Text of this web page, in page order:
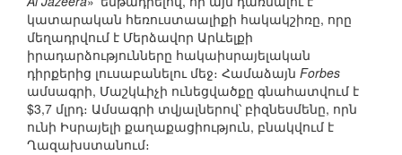
կատարական հեռուստաալիքի հակակշիռը, որը
մեղադրվում է Մերձավոր Արևելքի
իրադարձությունները հակաիսրայելական
դիրքերից լուսաբանելու մեջ։ Համաձայն Forbes
ամսագրի, Մաշկևիչի ունեցվածքը գնահատվում է
$3,7 մլրդ։ Ամսագրի տվյալներով՝ բիզնեսմենը, որն
ունի Իսրայելի քաղաքացիություն, բնակվում է
Ղազախստանում։